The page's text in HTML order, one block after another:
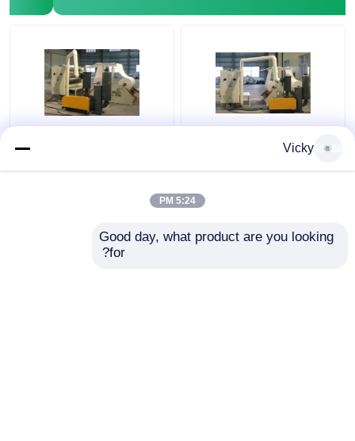
V مطوية نسيج مطوي آلة
50HZ
Vicky
5:24 PM
Good day, what product are you looking
for?